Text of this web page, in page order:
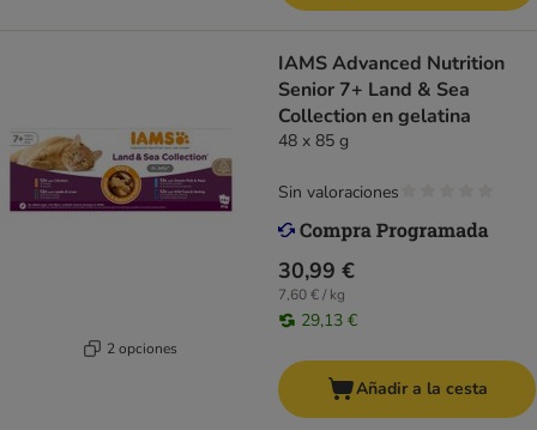
2 opciones
IAMS Advanced Nutrition
Senior 7+ Land & Sea
Collection en gelatina
48 x 85 g
30,99 €
7,60 € / kg
29,13 €
Sin valoraciones
Añadir a la cesta